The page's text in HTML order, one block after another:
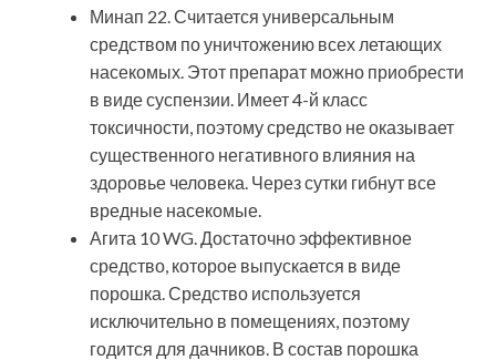
Минап 22. Считается универсальным
средством по уничтожению всех летающих
насекомых. Этот препарат можно приобрести
в виде суспензии. Имеет 4-й класс
токсичности, поэтому средство не оказывает
существенного негативного влияния на
здоровье человека. Через сутки гибнут все
вредные насекомые.
Агита 10 WG. Достаточно эффективное
средство, которое выпускается в виде
порошка. Средство используется
исключительно в помещениях, поэтому
годится для дачников. В состав порошка